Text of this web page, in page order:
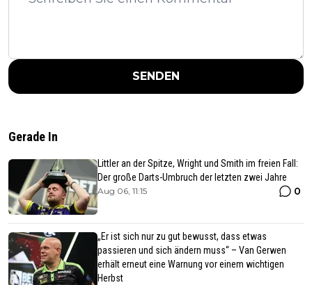
SENDEN
Gerade In
Littler an der Spitze, Wright und Smith im freien Fall:
Der große Darts-Umbruch der letzten zwei Jahre
Aug 06, 11:15 0
„Er ist sich nur zu gut bewusst, dass etwas
passieren und sich ändern muss“ – Van Gerwen
erhält erneut eine Warnung vor einem wichtigen
Herbst